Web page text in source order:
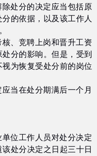
处分的决定应当包括原
的依据，以及该工作人
、竞聘上岗和晋升工资
分的影响。但是，受到
为恢复受处分前的岗位
当在处分期满后一个月
位工作人员对处分决定
处分决定之日起三十日